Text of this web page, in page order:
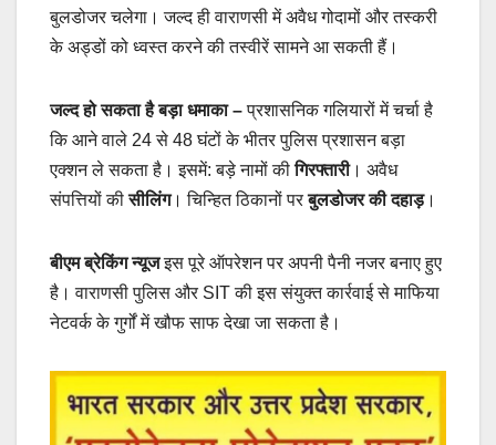
बुलडोजर चलेगा। जल्द ही वाराणसी में अवैध गोदामों और तस्करी
के अड्डों को ध्वस्त करने की तस्वीरें सामने आ सकती हैं।
जल्द हो सकता है बड़ा धमाका –प्रशासनिक गलियारों में चर्चा है
कि आने वाले 24 से 48 घंटों के भीतर पुलिस प्रशासन बड़ा
एक्शन ले सकता है। इसमें: बड़े नामों कीगिरफ्तारी। अवैध
संपत्तियों कीसीलिंग। चिन्हित ठिकानों परबुलडोजर की दहाड़।
बीएम ब्रेकिंग न्यूजइस पूरे ऑपरेशन पर अपनी पैनी नजर बनाए हुए
है। वाराणसी पुलिस और SIT की इस संयुक्त कार्रवाई से माफिया
नेटवर्क के गुर्गों में खौफ साफ देखा जा सकता है।